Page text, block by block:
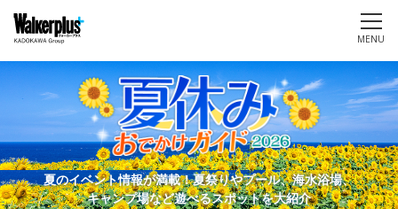
MENU
夏のイベント情報が満載！夏祭りやプール、海水浴場、
キャンプ場など遊べるスポットを大紹介